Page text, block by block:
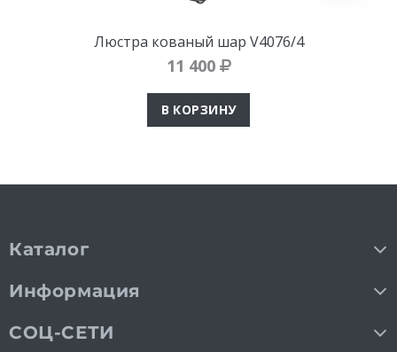
Люстра кованый шар V4076/4
11 400
В КОРЗИНУ
Каталог
Информация
СОЦ-СЕТИ